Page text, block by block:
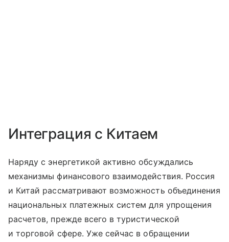
Интеграция с Китаем
Наряду с энергетикой активно обсуждались
механизмы финансового взаимодействия. Россия
и Китай рассматривают возможность объединения
национальных платежных систем для упрощения
расчетов, прежде всего в туристической
и торговой сфере. Уже сейчас в обращении